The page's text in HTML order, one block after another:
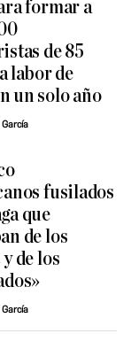
formar a
de 85
labor de
un solo año
fusilados
que
de los
de los